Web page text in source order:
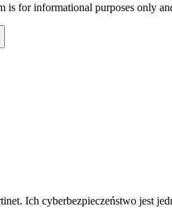
is for informational purposes only
Ich cyberbezpieczeństwo jest